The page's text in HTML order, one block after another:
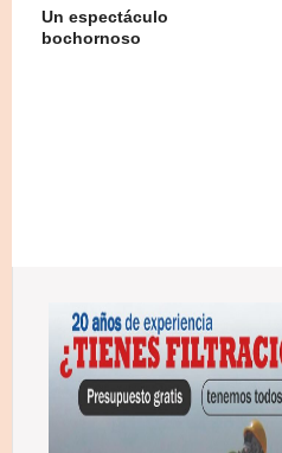
Un espectáculo
bochornoso